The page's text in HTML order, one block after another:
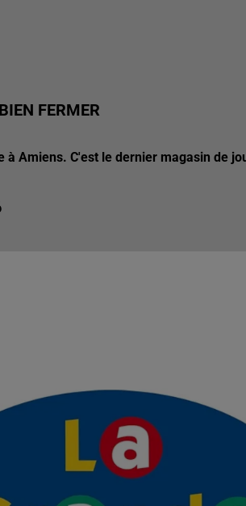
FERMER
à Amiens. C'est le dernier magasin de